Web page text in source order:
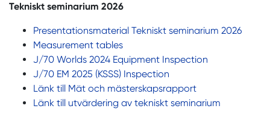
Tekniskt seminarium 2026
Presentationsmaterial Tekniskt seminarium 2026
Measurement tables
J/70 Worlds 2024 Equipment Inspection
J/70 EM 2025 (KSSS) Inspection
Länk till Mät och mästerskapsrapport
Länk till utvärdering av tekniskt seminarium